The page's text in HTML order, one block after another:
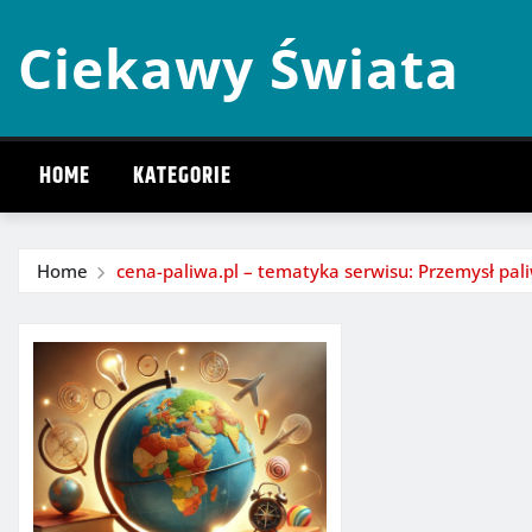
content
Ciekawy Świata
HOME KATEGORIE
Home cena-paliwa.pl – tematyka serwisu: Przemysł